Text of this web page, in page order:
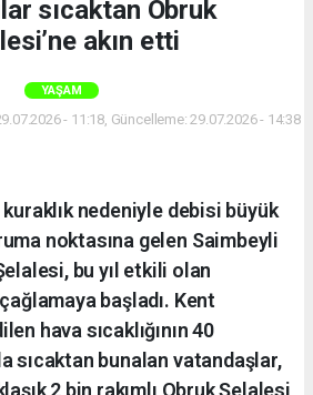
sıcaktan Obruk
akın etti
YAŞAM
- 11:18, Güncelleme: 29.07.2026 - 14:38
kuraklık nedeniyle debisi büyük
noktasına gelen Saimbeyli
bu yıl etkili olan
başladı. Kent
hava sıcaklığının 40
sıcaktan bunalan vatandaşlar,